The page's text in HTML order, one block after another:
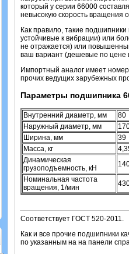
который у серии 66000
невысокую скорость вращения
Как правило, такие
устойчивые к вибрации) или
не отражается) или
ваш вариант (дешевые по цене
Импортный аналог имеет номер
прочих ведущих зарубежных
Параметры подшипника
Внутренний диаметр, мм
80
Наружный диаметр, мм
Ширина, мм
39
Масса, кг
Динамическая
грузоподъемность, кН
Номинальная частота
вращения, 1/мин
Соответствует ГОСТ 520-2011.
Как и все прочие подшипники
по указанным на на панели